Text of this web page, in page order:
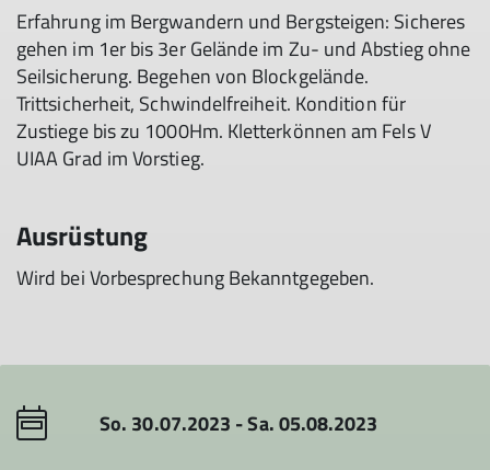
Erfahrung im Bergwandern und Bergsteigen: Sicheres
gehen im 1er bis 3er Gelände im Zu- und Abstieg ohne
Seilsicherung. Begehen von Blockgelände.
Trittsicherheit, Schwindelfreiheit. Kondition für
Zustiege bis zu 1000Hm. Kletterkönnen am Fels V
UIAA Grad im Vorstieg.
Ausrüstung
Wird bei Vorbesprechung Bekanntgegeben.
So. 30.07.2023 - Sa. 05.08.2023